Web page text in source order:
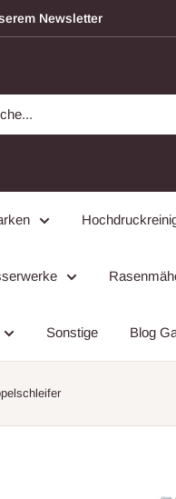
Newsletter
Sonstige Blog